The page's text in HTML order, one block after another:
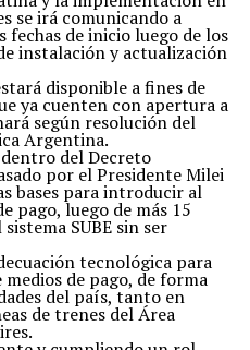
autopartes,
Gran parte de su
otros sectores
de no contar con la
insumos o perderían
mismo nivel de
que en el resto del
la industria fueguina, su
principalmente por la de
el acceso a
a los actuales pero con
y un acumulado de más
en procesos industriales.
la que pudo fabricar
el país necesitaba, como
industria textil donde se
en el peor momento
se irá comunicando a
fechas de inicio luego de los
instalación y actualización
disponible a fines de
ya cuenten con apertura a
según resolución del
Argentina.
dentro del Decreto
por el Presidente Milei
bases para introducir al
pago, luego de más 15
SUBE sin ser
tecnológica para
de pago, de forma
del país, tanto en
de trenes del Área